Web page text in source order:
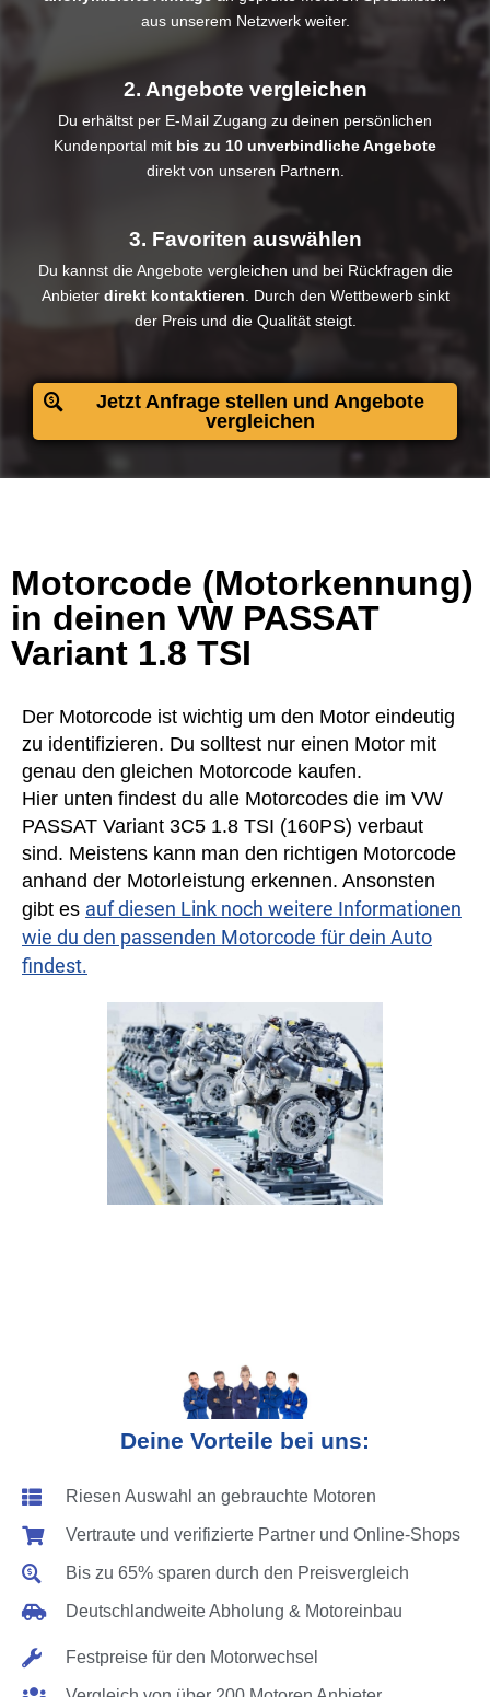
aus unserem Netzwerk weiter.
2. Angebote vergleichen
Du erhältst per E-Mail Zugang zu deinen persönlichen
Kundenportal mit bis zu 10 unverbindliche Angebote
direkt von unseren Partnern.
3. Favoriten auswählen
Du kannst die Angebote vergleichen und bei Rückfragen die
Anbieter direkt kontaktieren . Durch den Wettbewerb sinkt
der Preis und die Qualität steigt.​
Jetzt Anfrage stellen und Angebote
vergleichen
Motorcode (Motorkennung)
in deinen VW PASSAT
Variant 1.8 TSI
Der Motorcode ist wichtig um den Motor eindeutig
zu identifizieren. Du solltest nur einen Motor mit
genau den gleichen Motorcode kaufen.
Hier unten findest du alle Motorcodes die im VW
PASSAT Variant 3C5 1.8 TSI (160PS) verbaut
sind. Meistens kann man den richtigen Motorcode
anhand der Motorleistung erkennen. Ansonsten
gibt es auf diesen Link noch weitere Informationen
wie du den passenden Motorcode für dein Auto
findest.
Deine Vorteile bei uns:
Riesen Auswahl an gebrauchte Motoren
Vertraute und verifizierte Partner und Online-Shops
Bis zu 65% sparen durch den Preisvergleich
Deutschlandweite Abholung & Motoreinbau
Festpreise für den Motorwechsel